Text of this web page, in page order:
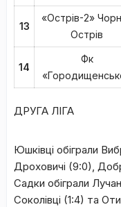
13
«Острів-2»
Острів
14
Фк
ДРУГА ЛІГА
Юшківці обіграли
Дроховичі (9:0),
Садки обіграли
Соколівці (1:4) та